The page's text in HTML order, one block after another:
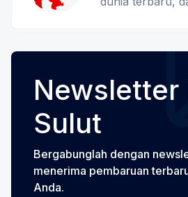
Newsletter
Sulut
Bergabunglah dengan
menerima pembaruan
Anda.